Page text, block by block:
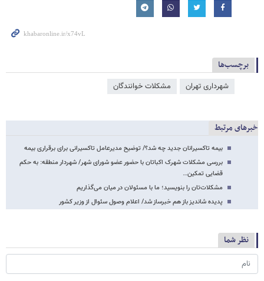
برچسب‌ها
شهرداری تهران مشکلات خوانندگان
خبرهای مرتبط
بیمه تاکسیرانان جدید چه شد؟/ توضیح مدیرعامل تاکسیرانی برای برقراری بیمه
بررسی مشکلات شهرک اکباتان با حضور عضو شورای شهر/ شهردار منطقه: به حکم
قضایی تمکین…
مشکلات‌تان را بنویسید؛ ما با مسئولان در میان می‌گذاریم
پدیده شاندیز باز هم خبرساز شد/ اعلام وصول سئوال از وزیر کشور
نظر شما